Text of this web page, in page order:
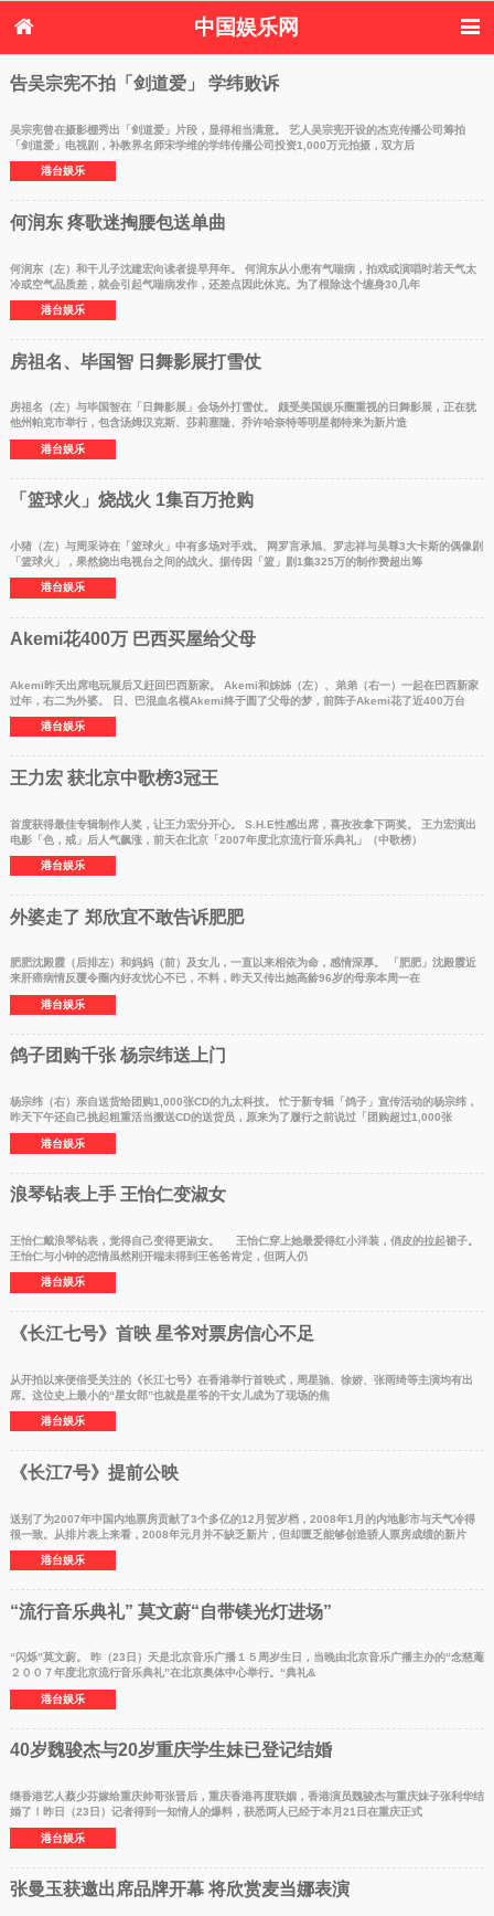
中国娱乐网
首页 新闻
体育花边
音乐新闻 影视新闻
内地明星八卦
港台明星八卦
告吴宗宪不拍「剑道爱」 学纬败诉
吴宗宪曾在摄影棚秀出「剑道爱」片段，显得相当满意。 艺人吴宗宪开设的杰克传播公司筹拍
「剑道爱」电视剧，补教界名师宋学维的学纬传播公司投资1,000万元拍摄，双方后
港台娱乐
何润东 疼歌迷掏腰包送单曲
何润东（左）和干儿子沈建宏向读者提早拜年。 何润东从小患有气喘病，拍戏或演唱时若天气太
冷或空气品质差，就会引起气喘病发作，还差点因此休克。为了根除这个缠身30几年
港台娱乐
房祖名、毕国智 日舞影展打雪仗
房祖名（左）与毕国智在「日舞影展」会场外打雪仗。 颇受美国娱乐圈重视的日舞影展，正在犹
他州帕克市举行，包含汤姆汉克斯、莎莉塞隆、乔许哈奈特等明星都特来为新片造
港台娱乐
「篮球火」烧战火 1集百万抢购
小猪（左）与周采诗在「篮球火」中有多场对手戏。 网罗言承旭、罗志祥与吴尊3大卡斯的偶像剧
「篮球火」，果然烧出电视台之间的战火。据传因「篮」剧1集325万的制作费超出筹
港台娱乐
Akemi花400万 巴西买屋给父母
Akemi昨天出席电玩展后又赶回巴西新家。 Akemi和姊姊（左）、弟弟（右一）一起在巴西新家
过年，右二为外婆。 日、巴混血名模Akemi终于圆了父母的梦，前阵子Akemi花了近400万台
港台娱乐
王力宏 获北京中歌榜3冠王
首度获得最佳专辑制作人奖，让王力宏分开心。 S.H.E性感出席，喜孜孜拿下两奖。 王力宏演出
电影「色，戒」后人气飙涨，前天在北京「2007年度北京流行音乐典礼」（中歌榜）
港台娱乐
外婆走了 郑欣宜不敢告诉肥肥
肥肥沈殿霞（后排左）和妈妈（前）及女儿，一直以来相依为命，感情深厚。 「肥肥」沈殿霞近
来肝癌病情反覆令圈内好友忧心不已，不料，昨天又传出她高龄96岁的母亲本周一在
港台娱乐
鸽子团购千张 杨宗纬送上门
杨宗纬（右）亲自送货给团购1,000张CD的九太科技。 忙于新专辑「鸽子」宣传活动的杨宗纬，
昨天下午还自己挑起粗重活当搬送CD的送货员，原来为了履行之前说过「团购超过1,000张
港台娱乐
浪琴钻表上手 王怡仁变淑女
王怡仁戴浪琴钻表，觉得自己变得更淑女。 王怡仁穿上她最爱得红小洋装，俏皮的拉起裙子。
王怡仁与小钟的恋情虽然刚开端未得到王爸爸肯定，但两人仍
港台娱乐
《长江七号》首映 星爷对票房信心不足
从开拍以来便倍受关注的《长江七号》在香港举行首映式，周星驰、徐娇、张雨绮等主演均有出
席。这位史上最小的“星女郎”也就是星爷的干女儿成为了现场的焦
港台娱乐
《长江7号》提前公映
送别了为2007年中国内地票房贡献了3个多亿的12月贺岁档，2008年1月的内地影市与天气冷得
很一致。从排片表上来看，2008年元月并不缺乏新片，但却匮乏能够创造骄人票房成绩的新片
港台娱乐
“流行音乐典礼” 莫文蔚“自带镁光灯进场”
“闪烁”莫文蔚。 昨（23日）天是北京音乐广播１５周岁生日，当晚由北京音乐广播主办的“念慈蓭
２００７年度北京流行音乐典礼”在北京奥体中心举行。“典礼&
港台娱乐
40岁魏骏杰与20岁重庆学生妹已登记结婚
继香港艺人蔡少芬嫁给重庆帅哥张晋后，重庆香港再度联姻，香港演员魏骏杰与重庆妹子张利华结
婚了！昨日（23日）记者得到一知情人的爆料，获悉两人已经于本月21日在重庆正式
港台娱乐
张曼玉获邀出席品牌开幕 将欣赏麦当娜表演